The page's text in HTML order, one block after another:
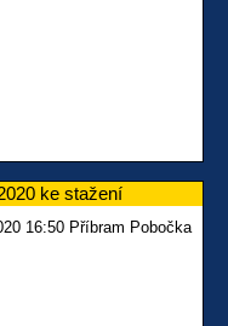
ke stažení
16:50 Příbram Pobočka